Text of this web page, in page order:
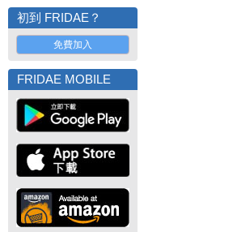
初到 FRIDAE？
免費加入
FRIDAE MOBILE